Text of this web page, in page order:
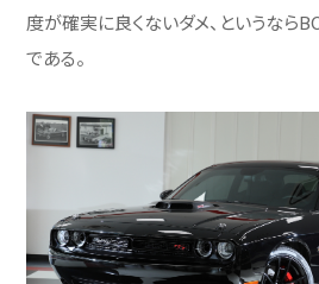
度が確実に良くないダメ、というなら
である。